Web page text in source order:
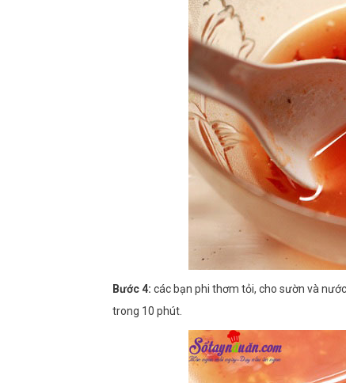
Bước 4: các bạn phi thơm tỏi, cho sườn và
trong 10 phút.